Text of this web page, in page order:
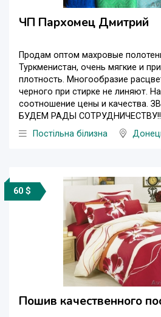
ЧП Пархомец Дмитрий
Продам оптом махровые
Туркменистан, очень мягкие и
плотность. Многообразие
черного при стирке не линяют.
соотношение цены и качества.
БУДЕМ РАДЫ СОТРУДНИЧЕСТВУ!!!
Постільна білизна
60 $
Пошив качественного